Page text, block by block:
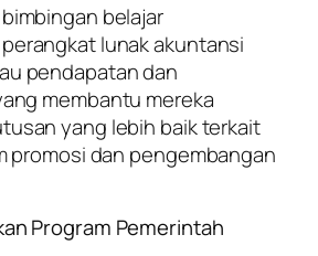
belajar
lunak akuntansi
pendapatan dan
membantu mereka
yang lebih baik terkait
promosi dan pengembangan
Program Pemerintah